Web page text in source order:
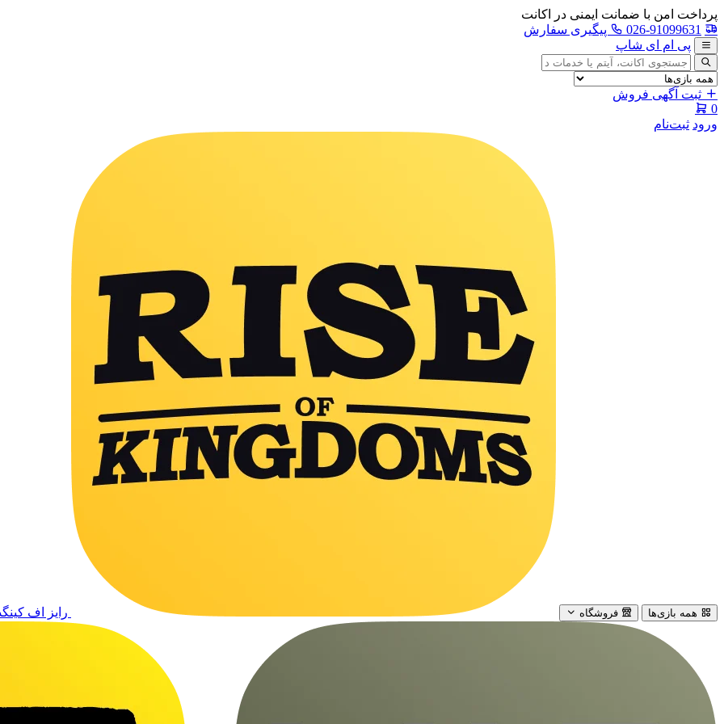
پرداخت امن با ضمانت ایمنی در اکانت
026-91099631
پیگیری سفارش
پی ام ای شاپ
جستجوی
آگهی
ثبت آگهی فروش
0
ورود ثبت‌نام
همه بازی‌ها فروشگاه رایز اف